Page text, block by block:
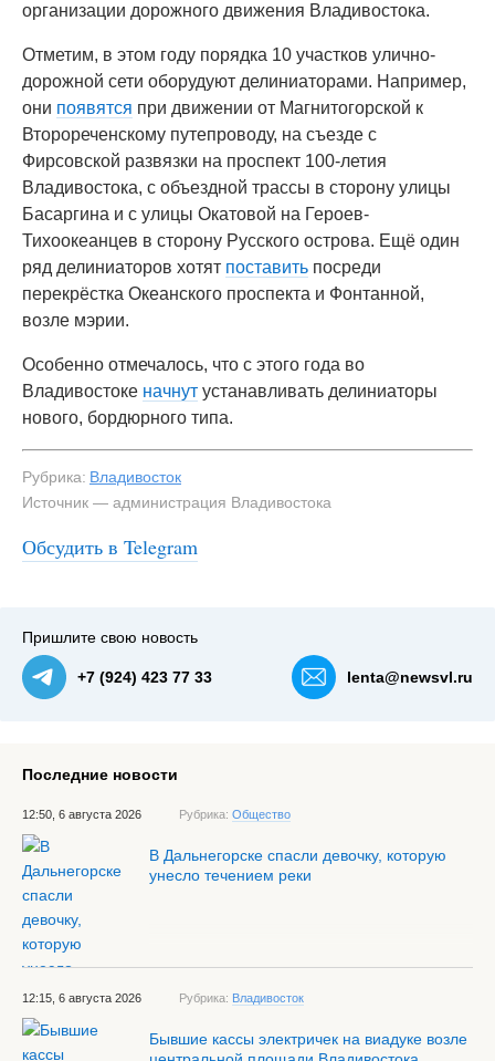
организации дорожного движения Владивостока.
Отметим, в этом году порядка 10 участков улично-
дорожной сети оборудуют делиниаторами. Например,
они появятся при движении от Магнитогорской к
Второреченскому путепроводу, на съезде с
Фирсовской развязки на проспект 100-летия
Владивостока, с объездной трассы в сторону улицы
Басаргина и с улицы Окатовой на Героев-
Тихоокеанцев в сторону Русского острова. Ещё один
ряд делиниаторов хотят поставить посреди
перекрёстка Океанского проспекта и Фонтанной,
возле мэрии.
Особенно отмечалось, что с этого года во
Владивостоке начнут устанавливать делиниаторы
нового, бордюрного типа.
Рубрика: Владивосток
Источник — администрация Владивостока
Обсудить в Telegram
#1
Пришлите свою новость
+7 (924) 423 77 33 lenta@newsvl.ru
Последние новости
12:50, 6 августа 2026 Рубрика: Общество
В Дальнегорске спасли девочку, которую
унесло течением реки
12:15, 6 августа 2026 Рубрика: Владивосток
Бывшие кассы электричек на виадуке возле